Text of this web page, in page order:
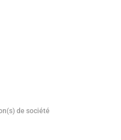
de société